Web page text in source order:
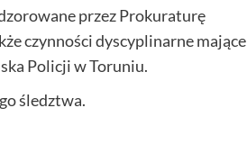
przez Prokuraturę
czynności dyscyplinarne mające
Policji w Toruniu.
śledztwa.